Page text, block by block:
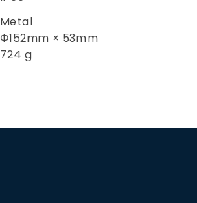
Metal
Φ152mm × 53mm
724 g